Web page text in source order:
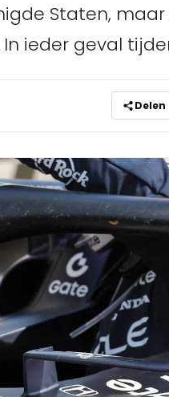
Staten,
ieder geval
Delen